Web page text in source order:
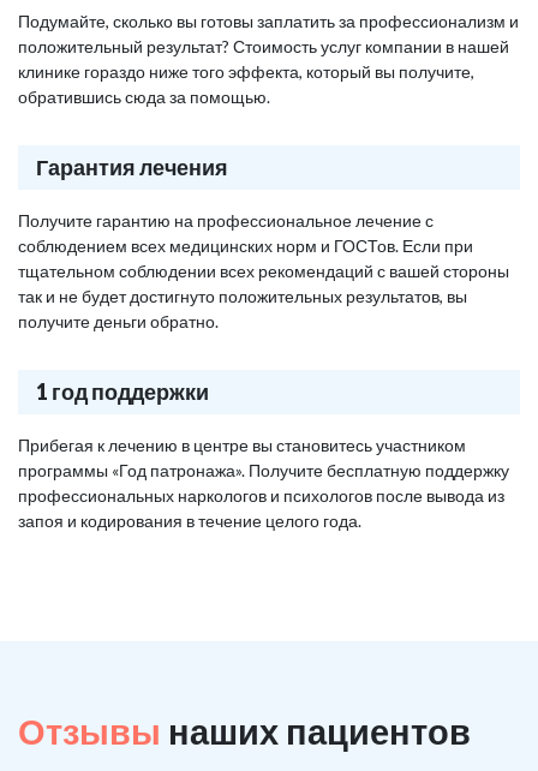
Подумайте, сколько вы готовы заплатить за профессионализм и
положительный результат? Стоимость услуг компании в нашей
клинике гораздо ниже того эффекта, который вы получите,
обратившись сюда за помощью.
Гарантия лечения
Получите гарантию на профессиональное лечение с
соблюдением всех медицинских норм и ГОСТов. Если при
тщательном соблюдении всех рекомендаций с вашей стороны
так и не будет достигнуто положительных результатов, вы
получите деньги обратно.
1 год поддержки
Прибегая к лечению в центре вы становитесь участником
программы «Год патронажа». Получите бесплатную поддержку
профессиональных наркологов и психологов после вывода из
запоя и кодирования в течение целого года.
Отзывы наших пациентов